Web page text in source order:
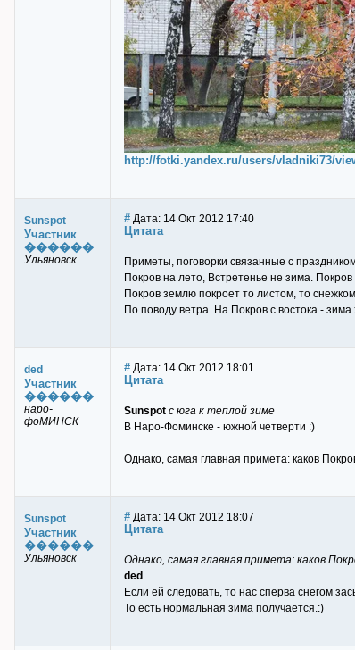
http://fotki.yandex.ru/users/vladniki73/
Sunspot
Участник
������
Ульяновск
# Дата: 14 Окт 2012 17:40
Цитата
Приметы, поговорки связанные с
Покров на лето, Встретенье не зима.
Покров землю покроет то листом, то
По поводу ветра. На Покров с востока -
ded
Участник
������
наро-
фоМИНСК
# Дата: 14 Окт 2012 18:01
Цитата
Sunspot с юга к теплой зиме
В Наро-Фоминске - южной четверти :)
Однако, самая главная примета: каков
Sunspot
Участник
������
Ульяновск
# Дата: 14 Окт 2012 18:07
Цитата
Однако, самая главная примета: каков
ded
Если ей следовать, то нас сперва снегом
То есть нормальная зима получается.:)